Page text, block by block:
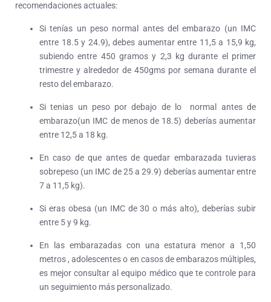
recomendaciones actuales:
Si tenías un peso normal antes del embarazo (un IMC
entre 18.5 y 24.9), debes aumentar entre 11,5 a 15,9 kg,
subiendo entre 450 gramos y 2,3 kg durante el primer
trimestre y alrededor de 450gms por semana durante el
resto del embarazo.
Si tenias un peso por debajo de lo normal antes de
embarazo(un IMC de menos de 18.5) deberías aumentar
entre 12,5 a 18 kg.
En caso de que antes de quedar embarazada tuvieras
sobrepeso (un IMC de 25 a 29.9) deberías aumentar entre
7 a 11,5 kg).
Si eras obesa (un IMC de 30 o más alto), deberías subir
entre 5 y 9 kg.
En las embarazadas con una estatura menor a 1,50
metros , adolescentes o en casos de embarazos múltiples,
es mejor consultar al equipo médico que te controle para
un seguimiento más personalizado.